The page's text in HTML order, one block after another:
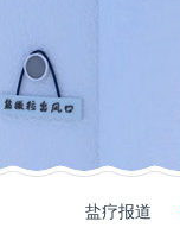
盐疗报道